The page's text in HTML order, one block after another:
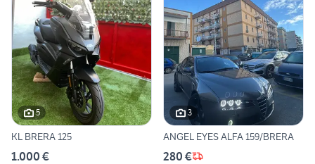
5
KL BRERA 125
1.000 €
3
ANGEL EYES ALFA 159/BRERA
280 €